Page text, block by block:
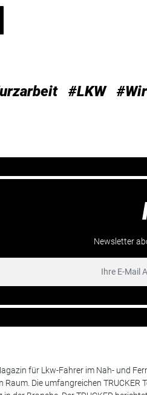
#LKW
Newsletter
für Lkw-Fahrer im Nah- und
Raum. Die umfangreichen